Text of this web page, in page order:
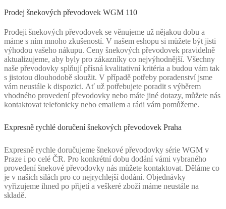
Prodej šnekových převodovek WGM 110
Prodeji šnekových převodovek se věnujeme už nějakou dobu a
máme s ním mnoho zkušeností. V našem eshopu si můžete být jisti
výhodou vašeho nákupu. Ceny šnekových převodovek pravidelně
aktualizujeme, aby byly pro zákazníky co nejvýhodnější. Všechny
naše převodovky splňují přísná kvalitativní kritéria a budou vám tak
s jistotou dlouhodobě sloužit. V případě potřeby poradenství jsme
vám neustále k dispozici. Ať už potřebujete poradit s výběrem
vhodného provedení převodovky nebo máte jiné dotazy, můžete nás
kontaktovat telefonicky nebo emailem a rádi vám pomůžeme.
Expresně rychlé doručení šnekových převodovek Praha
Expresně rychle doručujeme šnekové převodovky série WGM v
Praze i po celé ČR. Pro konkrétní dobu dodání vámi vybraného
provedení šnekové převodovky nás můžete kontaktovat. Děláme co
je v našich silách pro co nejrychlejší dodání. Objednávky
vyřizujeme ihned po přijetí a veškeré zboží máme neustále na
skladě.